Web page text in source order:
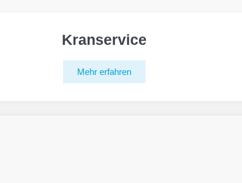
Kranservice
Mehr erfahren